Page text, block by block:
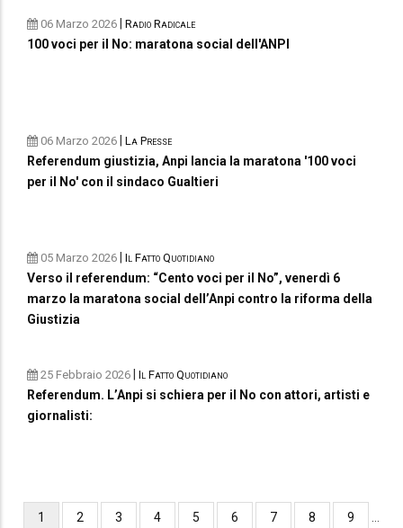
06 Marzo 2026 Radio Radicale
100 voci per il No: maratona social dell'ANPI
06 Marzo 2026 La Presse
Referendum giustizia, Anpi lancia la maratona '100 voci
per il No' con il sindaco Gualtieri
05 Marzo 2026 Il Fatto Quotidiano
Verso il referendum: “Cento voci per il No”, venerdì 6
marzo la maratona social dell’Anpi contro la riforma della
Giustizia
25 Febbraio 2026 Il Fatto Quotidiano
Referendum. L’Anpi si schiera per il No con attori, artisti e
giornalisti:
Paginazione
Pagina
1 Pagina
2 Pagina
3 Pagina
4 Pagina
5 Pagina
6 Pagina
7 Pagina
8 Pagina
9